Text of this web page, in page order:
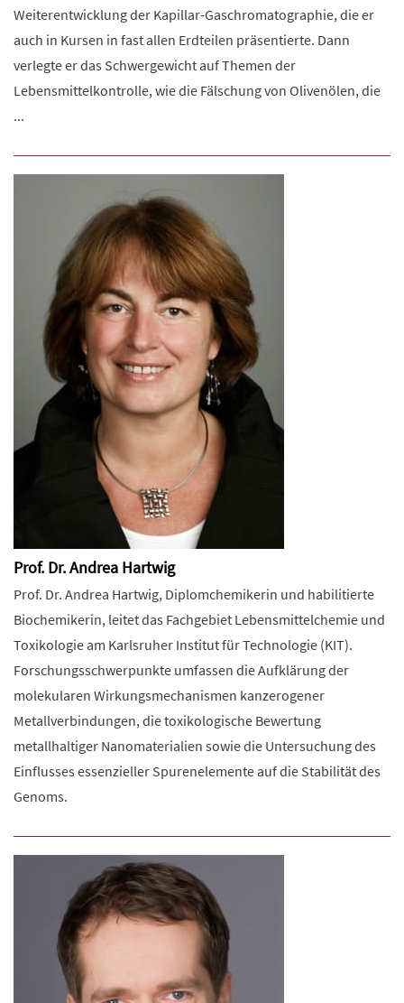
Weiterentwicklung der Kapillar-Gaschromatographie, die er
auch in Kursen in fast allen Erdteilen präsentierte. Dann
verlegte er das Schwergewicht auf Themen der
Lebensmittelkontrolle, wie die Fälschung von Olivenölen, die
...
Prof. Dr. Andrea Hartwig
Prof. Dr. Andrea Hartwig, Diplomchemikerin und habilitierte
Biochemikerin, leitet das Fachgebiet Lebensmittelchemie und
Toxikologie am Karlsruher Institut für Technologie (KIT).
Forschungsschwerpunkte umfassen die Aufklärung der
molekularen Wirkungsmechanismen kanzerogener
Metallverbindungen, die toxikologische Bewertung
metallhaltiger Nanomaterialien sowie die Untersuchung des
Einflusses essenzieller Spurenelemente auf die Stabilität des
Genoms.